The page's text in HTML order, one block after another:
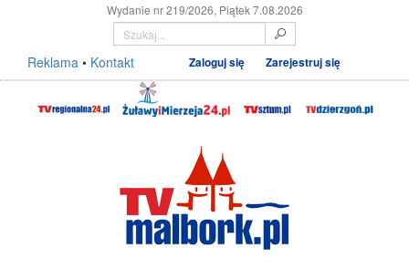
Wydanie nr 219/2026, Piątek 7.08.2026
Reklama • Kontakt Zaloguj się Zarejestruj się